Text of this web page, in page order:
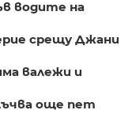
водите на
срещу Джани
валежи и
още пет